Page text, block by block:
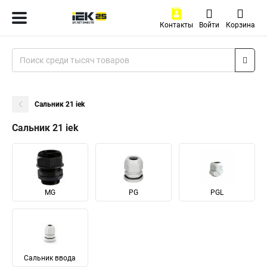
Контакты Войти Корзина
Сальник 21 iek
Сальник 21 iek
MG PG PGL
Сальник ввода